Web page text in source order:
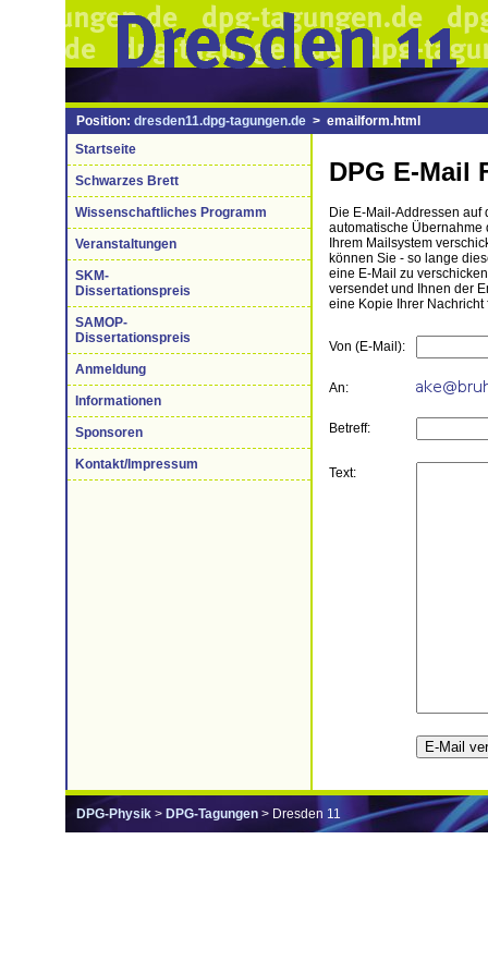
Position: dresden11.dpg-tagungen.de > emailform.html
Startseite
Schwarzes Brett
Wissenschaftliches Programm
Veranstaltungen
SKM-
Dissertationspreis
SAMOP-
Dissertationspreis
Anmeldung
Informationen
Sponsoren
Kontakt/Impressum
DPG E-Mail
Die E-Mail-Addressen
automatische Übernahme
Ihrem Mailsystem
können Sie - so lange
eine E-Mail zu
versendet und Ihnen der
eine Kopie Ihrer
Von (E-Mail):
An:
Betreff:
Text:
DPG-Physik > DPG-Tagungen > Dresden 11